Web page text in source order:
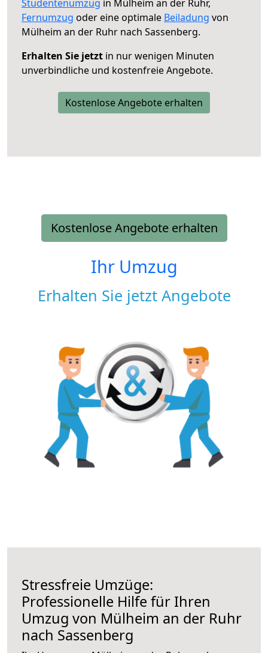
Studentenumzug in Mülheim an der Ruhr,
Fernumzug oder eine optimale Beiladung von
Mülheim an der Ruhr nach Sassenberg.
Erhalten Sie jetzt in nur wenigen Minuten
unverbindliche und kostenfreie Angebote.
Kostenlose Angebote erhalten
Kostenlose Angebote erhalten
Ihr Umzug
Erhalten Sie jetzt Angebote
Stressfreie Umzüge:
Professionelle Hilfe für Ihren
Umzug von Mülheim an der Ruhr
nach Sassenberg